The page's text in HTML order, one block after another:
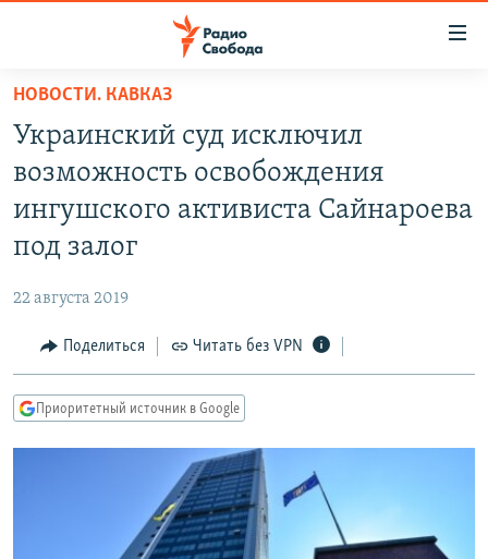
упрощенного
доступа
основному
содержанию
навигации
Вернутся
ПОДКАСТЫ
КУЛЬТУРА
IDEL.РЕАЛИИ
КАВКАЗ.РЕАЛИИ
РАСПИСАНИЕ ВЕЩАНИЯ
ПОДПИШИТЕСЬ НА РАССЫЛКУ
НОВОСТИ. КАВКАЗ
Украинский суд исключил
возможность освобождения
ингушского активиста Сайнароева
под залог
22 августа 2019
Поделиться Читать без VPN
Приоритетный источник в Google